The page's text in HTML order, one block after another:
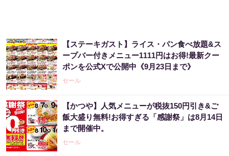
【ステーキガスト】ライス・パン食べ放題&ス
ープバー付きメニュー1111円はお得!最新クー
ポンを公式Xで公開中《9月23日まで》
セール
【かつや】人気メニューが税抜150円引き&ご
飯大盛り無料!お得すぎる「感謝祭」は8月14日
まで開催中。
セール